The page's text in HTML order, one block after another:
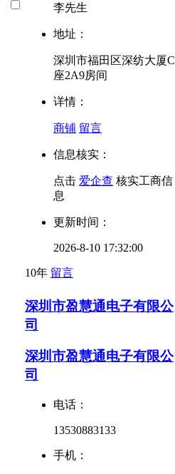
李先生
地址：
深圳市福田区深纺大厦C
座2A9房间
详情：
商铺 留言
信息核实：
点击 爱企查 核实工商信
息
更新时间：
2026-8-10 17:32:00
10年 留言
深圳市盈慧通电子有限公
司
深圳市盈慧通电子有限公
司
电话：
13530883133
手机：